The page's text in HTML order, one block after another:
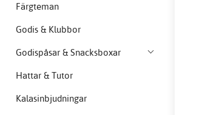
Färgteman
Godis & Klubbor
Godispåsar & Snacksboxar
Hattar & Tutor
Kalasinbjudningar